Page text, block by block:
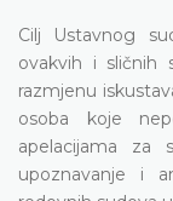
Cilj Ustavnog
ovakvih i sličnih
razmjenu
osoba koje
apelacijama za
upoznavanje i